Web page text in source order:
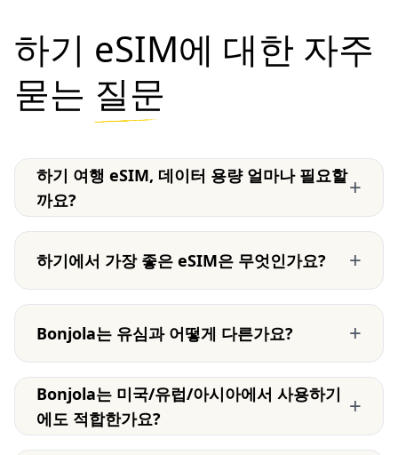
하기 eSIM에 대한 자주
묻는 질문
하기 여행 eSIM, 데이터 용량 얼마나 필요할
까요?
+
하기에서 가장 좋은 eSIM은 무엇인가요? +
Bonjola는 유심과 어떻게 다른가요? +
Bonjola는 미국/유럽/아시아에서 사용하기
에도 적합한가요?
+